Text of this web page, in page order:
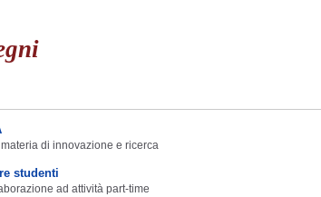
di innovazione e ricerca
studenti
ad attività part-time